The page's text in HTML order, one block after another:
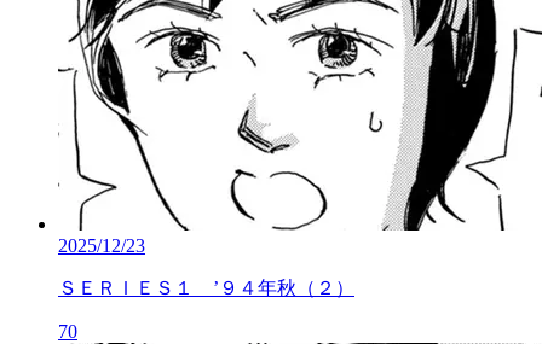
2025/12/23
ＳＥＲＩＥＳ１ ’９４年秋（２）
70